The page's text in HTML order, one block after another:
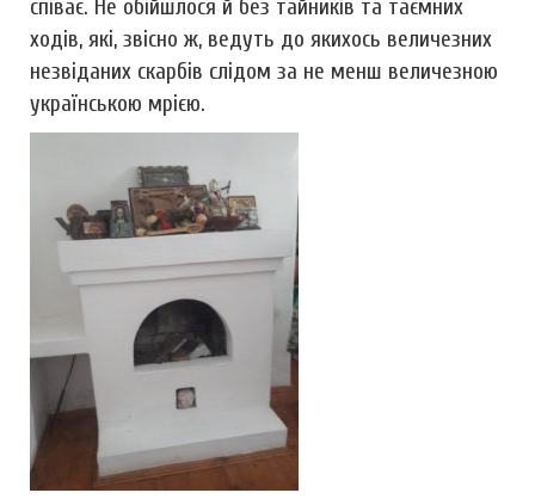
співає. Не обійшлося й без тайників та таємних
ходів, які, звісно ж, ведуть до якихось величезних
незвіданих скарбів слідом за не менш величезною
українською мрією.